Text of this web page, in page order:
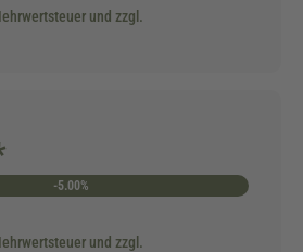
und zzgl.
-5.00%
und zzgl.